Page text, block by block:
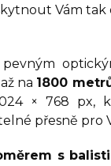
Vám tak
pevným
na 1800
× 768 px,
přesně pro
s